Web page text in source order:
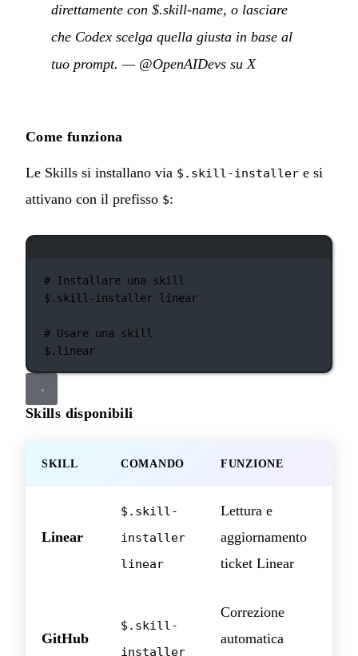
direttamente con $.skill-name, o lasciare
che Codex scelga quella giusta in base al
tuo prompt. — @OpenAIDevs su X
Come funziona
Le Skills si installano via $.skill-installer e si
attivano con il prefisso $:
# Installare una skill
$.skill-installer linear
# Usare una skill
$.linear
Skills disponibili
SKILL COMANDO FUNZIONE
Linear
$.skill-
installer
linear
Lettura e
aggiornamento
ticket Linear
GitHub
$.skill-
installer
Correzione
automatica